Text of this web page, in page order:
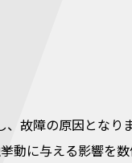
故障の原因となり
動に与える影響を